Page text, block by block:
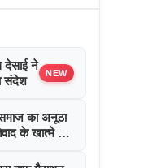
देसाई ने
संदेश
NEW
समाज का अनूठा
के खात्मे का